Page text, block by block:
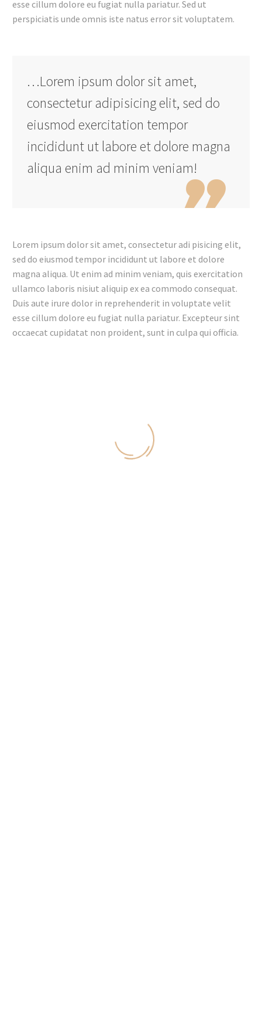
esse cillum dolore eu fugiat nulla pariatur. Sed ut
perspiciatis unde omnis iste natus error sit voluptatem.
…Lorem ipsum dolor sit amet,
consectetur adipisicing elit, sed do
eiusmod exercitation tempor
incididunt ut labore et dolore magna
aliqua enim ad minim veniam!
Lorem ipsum dolor sit amet, consectetur adi pisicing elit,
sed do eiusmod tempor incididunt ut labore et dolore
magna aliqua. Ut enim ad minim veniam, quis exercitation
ullamco laboris nisiut aliquip ex ea commodo consequat.
Duis aute irure dolor in reprehenderit in voluptate velit
esse cillum dolore eu fugiat nulla pariatur. Excepteur sint
occaecat cupidatat non proident, sunt in culpa qui officia.